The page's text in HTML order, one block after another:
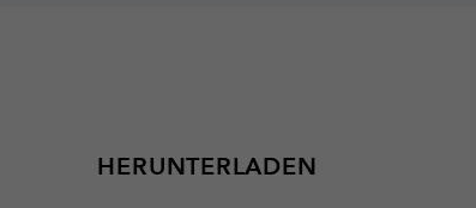
HERUNTERLADEN